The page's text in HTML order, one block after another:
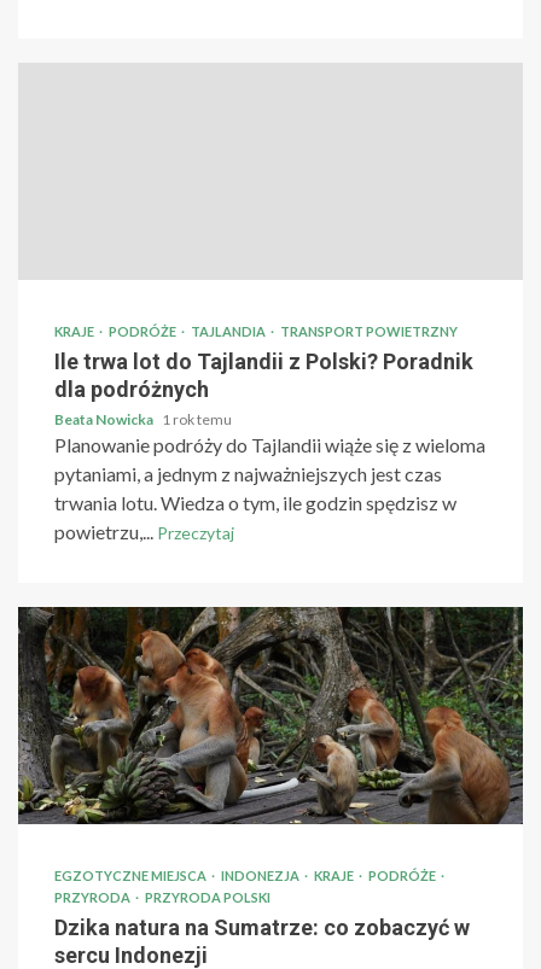
KRAJE PODRÓŻE TAJLANDIA TRANSPORT POWIETRZNY
Ile trwa lot do Tajlandii z Polski? Poradnik
dla podróżnych
Beata Nowicka 1 rok temu
Planowanie podróży do Tajlandii wiąże się z wieloma
pytaniami, a jednym z najważniejszych jest czas
trwania lotu. Wiedza o tym, ile godzin spędzisz w
powietrzu,...
Przeczytaj
EGZOTYCZNE MIEJSCA INDONEZJA KRAJE
PODRÓŻE
PRZYRODA
PRZYRODA POLSKI
Dzika natura na Sumatrze: co zobaczyć w
sercu Indonezji